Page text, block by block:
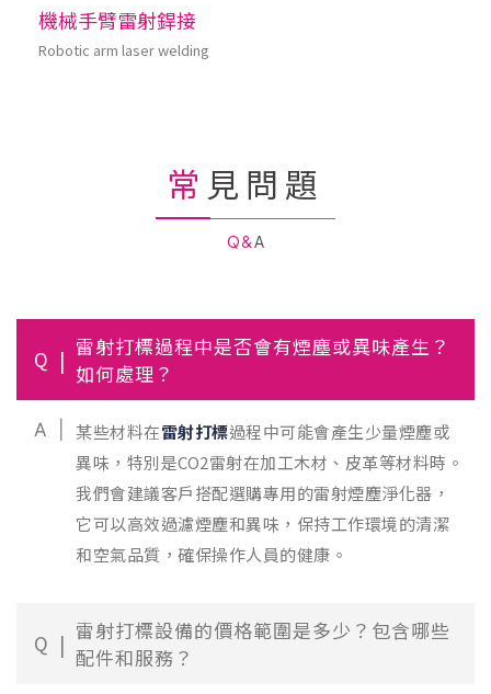
機械手臂雷射銲接
Robotic arm laser welding
常見問題
Q&A
Q
雷射打標過程中是否會有煙塵或異味產生？
如何處理？
A 某些材料在雷射打標過程中可能會產生少量煙塵或
異味，特別是CO2雷射在加工木材、皮革等材料時。
我們會建議客戶搭配選購專用的雷射煙塵淨化器，
它可以高效過濾煙塵和異味，保持工作環境的清潔
和空氣品質，確保操作人員的健康。
Q
雷射打標設備的價格範圍是多少？包含哪些
配件和服務？